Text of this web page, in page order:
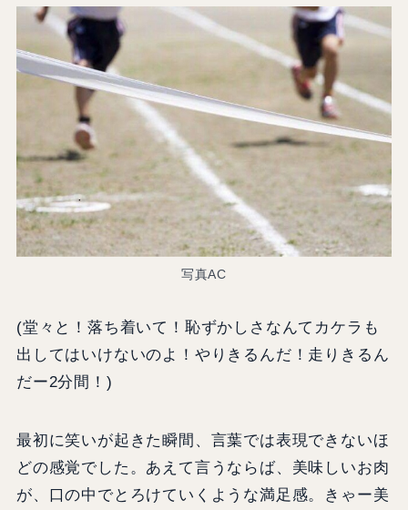
写真AC
(堂々と！落ち着いて！恥ずかしさなんてカケラも
出してはいけないのよ！やりきるんだ！走りきるん
だー2分間！)
最初に笑いが起きた瞬間、言葉では表現できないほ
どの感覚でした。あえて言うならば、美味しいお肉
が、口の中でとろけていくような満足感。きゃー美